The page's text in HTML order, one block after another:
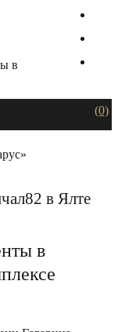
(0)
в
в Ялте
в